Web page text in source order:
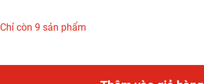
Chỉ còn 9 sản phẩm